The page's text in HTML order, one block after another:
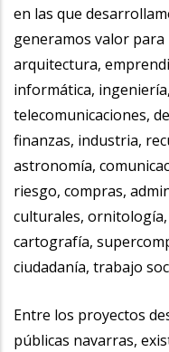
en las que
generamos valor para
arquitectura,
informática,
telecomunicaciones,
finanzas, industria,
astronomía,
riesgo, compras,
culturales,
cartografía,
ciudadanía, trabajo
Entre los proyectos
públicas navarras,